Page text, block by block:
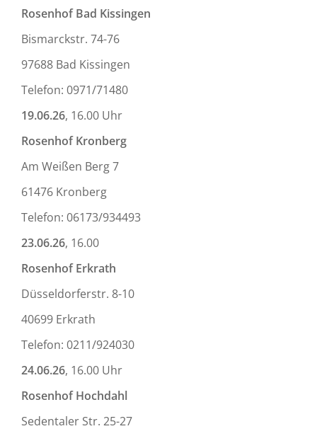
Rosenhof Bad Kissingen
Bismarckstr. 74-76
97688 Bad Kissingen
Telefon: 0971/71480
19.06.26, 16.00 Uhr
Rosenhof Kronberg
Am Weißen Berg 7
61476 Kronberg
Telefon: 06173/934493
23.06.26, 16.00
Rosenhof Erkrath
Düsseldorferstr. 8-10
40699 Erkrath
Telefon: 0211/924030
24.06.26, 16.00 Uhr
Rosenhof Hochdahl
Sedentaler Str. 25-27